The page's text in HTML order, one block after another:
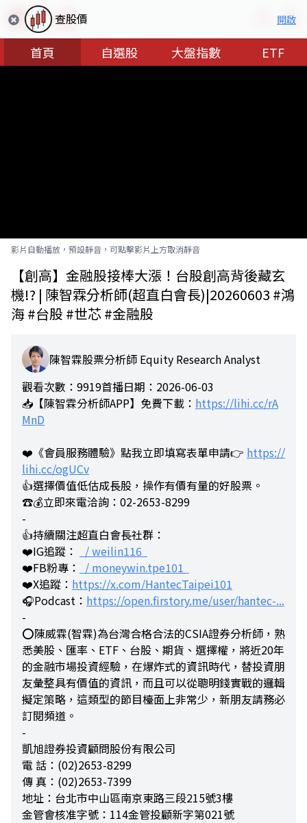
查股價 開啟
首頁 自選股 大盤指數 ETF
影片自動播放，預設靜音，可點擊影片上方取消靜音
【創高】金融股接棒大漲！台股創高背後藏玄
機!? | 陳智霖分析師(超直白會長)|20260603 #鴻
海 #台股 #世芯 #金融股
陳智霖股票分析師 Equity Research Analyst
觀看次數：9919首播日期：2026-06-03
📥【陳智霖分析師APP】免費下載： https://lihi.cc/rA
MnD
❤️《會員服務體驗》點我立即填寫表單申請👉 https://
lihi.cc/ogUCv
👍選擇價值低估成長股，操作有價有量的好股票。
☎️💰立即來電洽詢：02-2653-8299
-
👍持續關注超直白會長社群：
❤️IG追蹤：
/ weilin116
❤️FB粉專：
/ moneywin.tpe101
❤️X追蹤： https://x.com/HantecTaipei101
🎧Podcast： https://open.firstory.me/user/hantec-...
-
⭕陳威霖(智霖)為台灣合格合法的CSIA證券分析師，熟
悉美股、匯率、ETF、台股、期貨、選擇權，將近20年
的金融市場投資經驗，在爆炸式的資訊時代，替投資朋
友彙整具有價值的資訊，而且可以從聰明錢實戰的邏輯
擬定策略，這類型的節目檯面上非常少，新朋友請務必
訂閱頻道。
-
凱旭證券投資顧問股份有限公司
電 話：(02)2653-8299
傳 真：(02)2653-7399
地址：台北市中山區南京東路三段215號3樓
金管會核准字號：114金管投顧新字第021號